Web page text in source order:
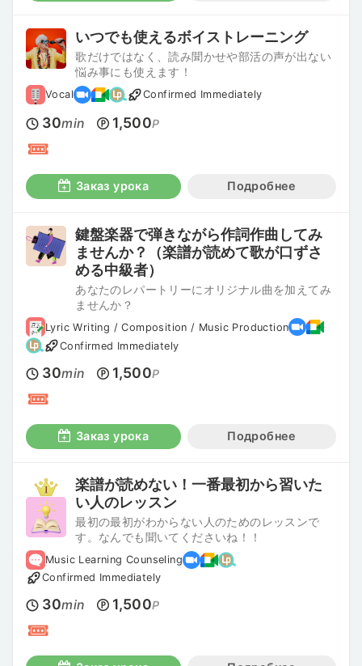
いつでも使えるボイストレーニング
歌だけではなく、読み聞かせや部活の声が出ない
悩み事にも使えます！
Vocal Confirmed Immediately
30min 1,500P
Заказ урока Подробнее
鍵盤楽器で弾きながら作詞作曲してみ
ませんか？（楽譜が読めて歌が口ずさ
める中級者）
あなたのレパートリーにオリジナル曲を加えてみ
ませんか？
Lyric Writing / Composition / Music Production
Confirmed Immediately
30min 1,500P
Заказ урока Подробнее
楽譜が読めない！一番最初から習いた
い人のレッスン
最初の最初がわからない人のためのレッスンで
す。なんでも聞いてくださいね！！
Music Learning Counseling
Confirmed Immediately
30min 1,500P